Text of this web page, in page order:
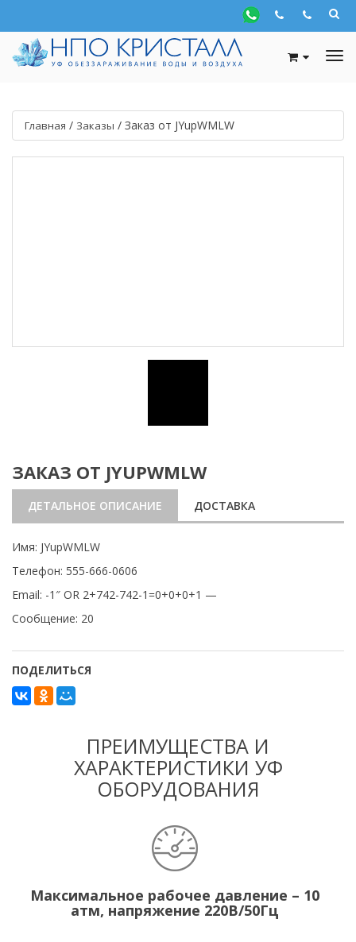
Главная / Заказы / Заказ от JYupWMLW
ЗАКАЗ ОТ JYUPWMLW
ДЕТАЛЬНОЕ ОПИСАНИЕ ДОСТАВКА
Имя: JYupWMLW
Телефон: 555-666-0606
Email: -1″ OR 2+742-742-1=0+0+0+1 —
Сообщение: 20
ПОДЕЛИТЬСЯ
ПРЕИМУЩЕСТВА И
ХАРАКТЕРИСТИКИ УФ
ОБОРУДОВАНИЯ
Максимальное рабочее давление – 10
атм, напряжение 220В/50Гц